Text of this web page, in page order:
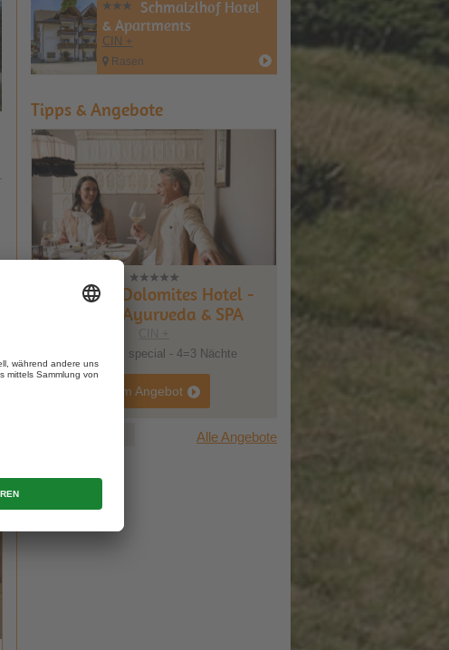
Schmalzlhof Hotel
& Apartments
CIN +
Rasen
Tipps & Angebote
Mirabell Dolomites Hotel -
Luxury Ayurveda & SPA
Short stay special - 4=3 Nächte
zum Angebot
Alle Angebote